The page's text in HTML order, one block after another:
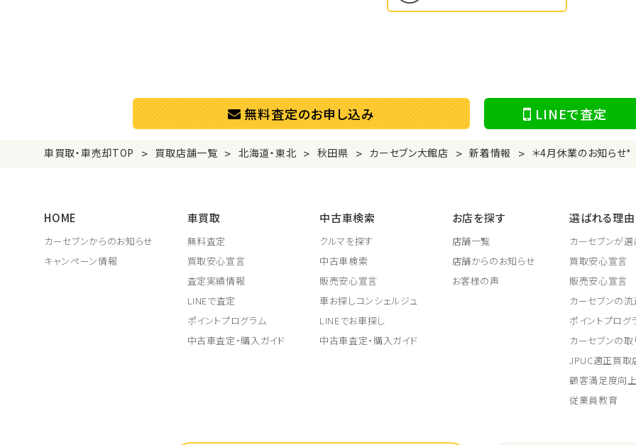
無料査定のお申し込み LINEで査定
車買取・車売却TOP > 買取店舗一覧 > 北海道・東北 > 秋田県 > カーセブン大館店 > 新着情報 > ＊4月休業のお知らせ*
HOME
カーセブンからのお知らせ
キャンペーン情報
車買取
無料査定
買取安心宣言
査定実績情報
LINEで査定
ポイントプログラム
中古車査定・購入ガイド
中古車検索
クルマを探す
中古車検索
販売安心宣言
車お探しコンシェルジュ
LINEでお車探し
中古車査定・購入ガイド
お店を探す
店舗一覧
店舗からのお知らせ
お客様の声
選ばれる理由
カーセブンが
買取安心宣言
販売安心宣言
カーセブンの流
ポイントプログ
カーセブンの取
JPUC適正買取
顧客満足度向
従業員教育